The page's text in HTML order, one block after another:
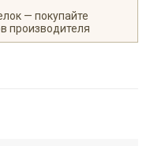
— покупайте
производителя